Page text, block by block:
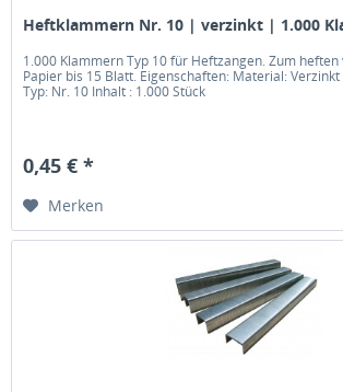
Heftklammern Nr. 10 | verzinkt | 1.000
1.000 Klammern Typ 10 für Heftzangen. Zum heften
Papier bis 15 Blatt. Eigenschaften: Material:
Typ: Nr. 10 Inhalt : 1.000 Stück
0,45 € *
Merken